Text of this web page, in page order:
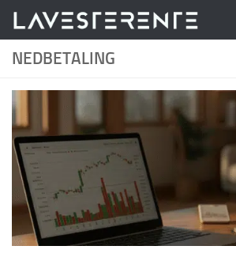
Skip to content
NEDBETALING